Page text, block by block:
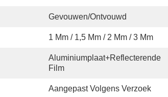
Gevouwen/ontvouwd
1 Mm / 1,5 Mm / 2 Mm / 3 Mm
Aluminiumplaat+reflecterende
Film
Aangepast Volgens Verzoek